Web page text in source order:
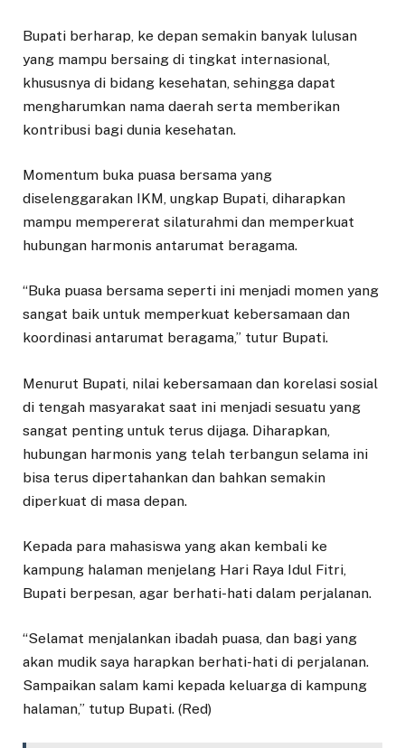
Bupati berharap, ke depan semakin banyak lulusan
yang mampu bersaing di tingkat internasional,
khususnya di bidang kesehatan, sehingga dapat
mengharumkan nama daerah serta memberikan
kontribusi bagi dunia kesehatan.
Momentum buka puasa bersama yang
diselenggarakan IKM, ungkap Bupati, diharapkan
mampu mempererat silaturahmi dan memperkuat
hubungan harmonis antarumat beragama.
“Buka puasa bersama seperti ini menjadi momen yang
sangat baik untuk memperkuat kebersamaan dan
koordinasi antarumat beragama,” tutur Bupati.
Menurut Bupati, nilai kebersamaan dan korelasi sosial
di tengah masyarakat saat ini menjadi sesuatu yang
sangat penting untuk terus dijaga. Diharapkan,
hubungan harmonis yang telah terbangun selama ini
bisa terus dipertahankan dan bahkan semakin
diperkuat di masa depan.
Kepada para mahasiswa yang akan kembali ke
kampung halaman menjelang Hari Raya Idul Fitri,
Bupati berpesan, agar berhati-hati dalam perjalanan.
“Selamat menjalankan ibadah puasa, dan bagi yang
akan mudik saya harapkan berhati-hati di perjalanan.
Sampaikan salam kami kepada keluarga di kampung
halaman,” tutup Bupati. (Red)